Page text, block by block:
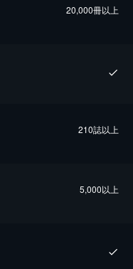
20,000冊以上
210誌以上
5,000以上